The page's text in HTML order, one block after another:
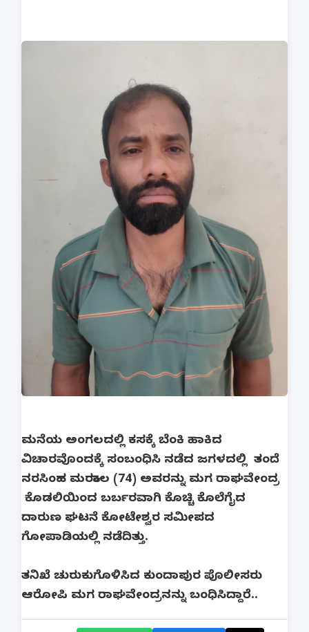
ಮನೆಯ ಅಂಗಲದಲ್ಲಿ ಕಸಕ್ಕೆ ಬೆಂಕಿ ಹಾಕಿದ
ವಿಚಾರವೊಂದಕ್ಕೆ ಸಂಬಂಧಿಸಿ ನಡೆದ ಜಗಳದಲ್ಲಿ ತಂದೆ
ನರಸಿಂಹ ಮರಕಾಲ (74) ಅವರನ್ನು ಮಗ ರಾಘವೇಂದ್ರ
ಕೊಡಲಿಯಿಂದ ಬರ್ಬರವಾಗಿ ಕೊಚ್ಚಿ ಕೊಲೆಗೈದ
ದಾರುಣ ಘಟನೆ ಕೋಟೇಶ್ವರ ಸಮೀಪದ
ಗೋಪಾಡಿಯಲ್ಲಿ ನಡೆದಿತ್ತು.
ತನಿಖೆ ಚುರುಕುಗೊಳಿಸಿದ ಕುಂದಾಪುರ ಪೊಲೀಸರು
ಆರೋಪಿ ಮಗ ರಾಘವೇಂದ್ರನನ್ನು ಬಂಧಿಸಿದ್ದಾರೆ..